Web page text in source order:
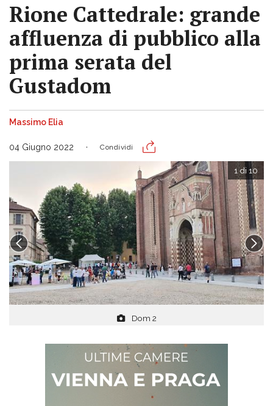
Rione Cattedrale: grande
affluenza di pubblico alla
prima serata del
Gustadom
Massimo Elia
04 Giugno 2022 Condividi
Dom 2
1 di 10